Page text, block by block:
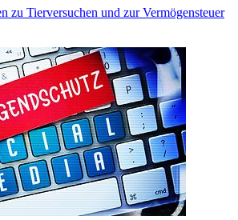
zu Tierversuchen und zur Vermögensteuer